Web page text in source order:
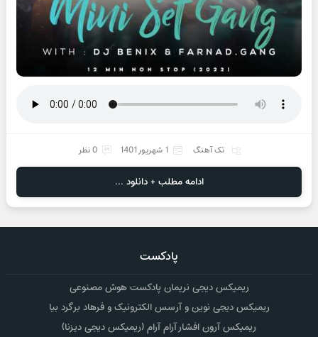
تک آهنگ 1 شهریور 1401 0 نظر
ادامه مطلب + دانلود ...
پادکست
ریمیکس دیجی نریمان پادکست هوش مصنوعی
ریمیکس دیجی نوین و آرسس الکترونیک و فرهاد برگرد بیا
ریمیکس آرون افشار آرام آرام (ریمیکس دیجی دیزنا)